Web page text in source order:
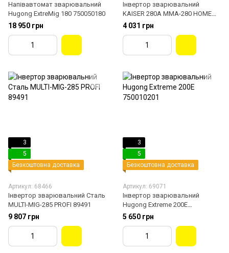
Напівавтомат зварювальний
Hugong ExtreMig 180 750050180
18 950 грн
Інвертор зварювальний
KAISER 280A MMA-280 HOME
LIN 88077
4 031 грн
3
5
Безкоштовна доставка
Артикул: 68466
Інвертор зварювальний Сталь
MULTI-MIG-285 PROFI 89491
9 807 грн
3
5
Безкоштовна доставка
Артикул: 69071
Інвертор зварювальний
Hugong Extreme 200E
750010201
5 650 грн